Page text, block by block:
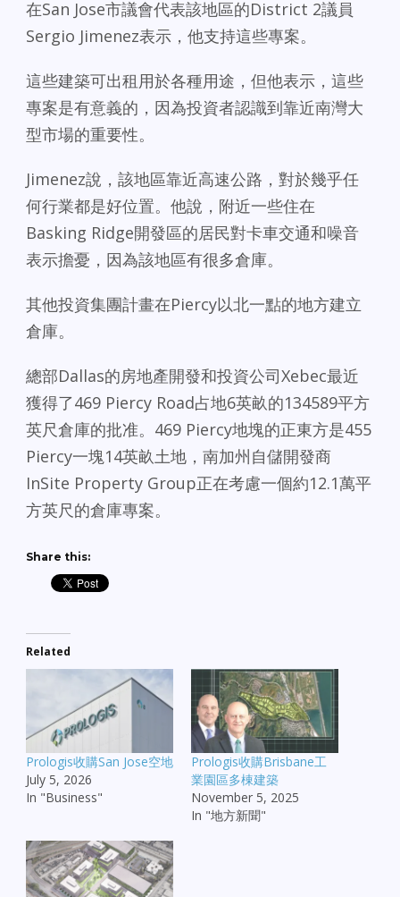
在San Jose市議會代表該地區的District 2議員
Sergio Jimenez表示，他支持這些專案。
這些建築可出租用於各種用途，但他表示，這些
專案是有意義的，因為投資者認識到靠近南灣大
型市場的重要性。
Jimenez說，該地區靠近高速公路，對於幾乎任
何行業都是好位置。他說，附近一些住在
Basking Ridge開發區的居民對卡車交通和噪音
表示擔憂，因為該地區有很多倉庫。
其他投資集團計畫在Piercy以北一點的地方建立
倉庫。
總部Dallas的房地產開發和投資公司Xebec最近
獲得了469 Piercy Road占地6英畝的134589平方
英尺倉庫的批准。469 Piercy地塊的正東方是455
Piercy一塊14英畝土地，南加州自儲開發商
InSite Property Group正在考慮一個約12.1萬平
方英尺的倉庫專案。
Share this:
Related
Prologis收購San Jose空地
July 5, 2026
In "Business"
Prologis收購Brisbane工
業園區多棟建築
November 5, 2025
In "地方新聞"